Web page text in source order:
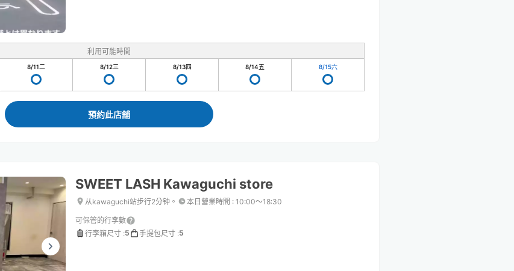
利用可能時間
8/11二 8/12三 8/13四 8/14五 8/15六
預約此店舖
SWEET LASH Kawaguchi store
从kawaguchi站步行2分钟。 本日營業時間 : 10:00〜18:30
可保管的行李數
行李箱尺寸 :5 手提包尺寸 :5